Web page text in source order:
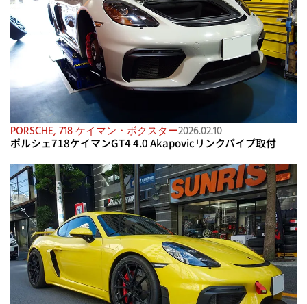
PORSCHE, 718 ケイマン・ボクスター2026.02.10
ポルシェ718ケイマンGT4 4.0 Akapovicリンクパイプ取付